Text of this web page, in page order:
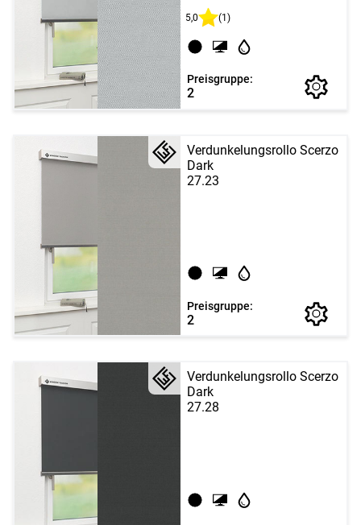
5,0 (1)
Preisgruppe:
2
Verdunkelungsrollo Scerzo
Dark
27.23
Preisgruppe:
2
Verdunkelungsrollo Scerzo
Dark
27.28